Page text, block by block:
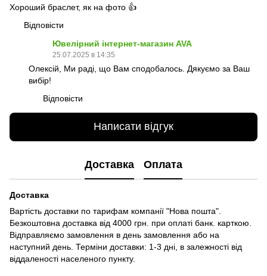
Хороший браслет, як на фото 👍
Відповісти
Ювелірний інтернет-магазин AVA
25.07.2025 в 14:35
Олексій, Ми раді, що Вам сподобалось. Дякуємо за Ваш
вибір!
Відповісти
Написати відгук
Доставка Оплата
Доставка
Вартість доставки по тарифам компанії "Нова пошта".
Безкоштовна доставка від 4000 грн. при оплаті банк. карткою.
Відправляємо замовлення в день замовлення або на
наступний день. Терміни доставки: 1-3 дні, в залежності від
віддаленості населеного пункту.